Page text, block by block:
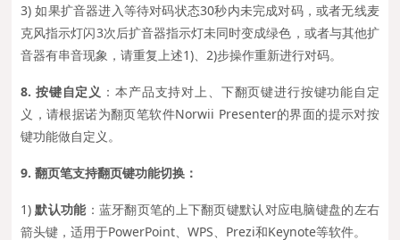
3)如果扩音器进入等待对码状态30秒内未完成对码，或者无线麦
克风指示灯闪3次后扩音器指示灯未同时变成绿色，或者与其他扩
音器有串音现象，请重复上述1)、2)步操作重新进行对码。
8. 按键自定义 ：本产品支持对上、下翻页键进行按键功能自定
义，请根据诺为翻页笔软件Norwii Presenter的界面的提示对按
键功能做自定义。
9.翻页笔支持翻页键功能切换 ：
1)默认功能：蓝牙翻页笔的上下翻页键默认对应电脑键盘的左右
箭头键，适用于PowerPoint、WPS、Prezi和Keynote等软件。